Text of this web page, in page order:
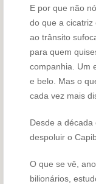
E por que não
do que a cicatriz
ao trânsito
para quem
companhia. Um
e belo. Mas o
cada vez mais
Desde a
despoluir o
O que se vê,
bilionários,